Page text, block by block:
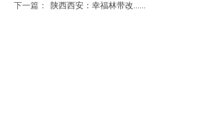
下一篇：
陕西西安：幸福林带改......